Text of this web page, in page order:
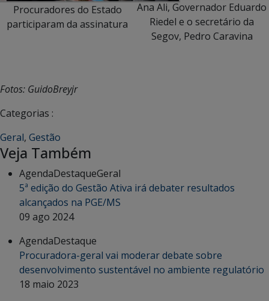
Procuradores do Estado
participaram da assinatura
Ana Ali, Governador Eduardo
Riedel e o secretário da
Segov, Pedro Caravina
Fotos: GuidoBreyjr
Categorias :
Geral, Gestão
Veja Também
AgendaDestaqueGeral
5ª edição do Gestão Ativa irá debater resultados
alcançados na PGE/MS
09 ago 2024
AgendaDestaque
Procuradora-geral vai moderar debate sobre
desenvolvimento sustentável no ambiente regulatório
18 maio 2023